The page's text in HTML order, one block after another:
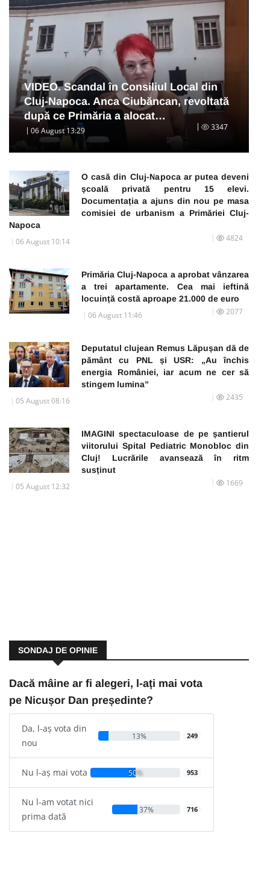
VIDEO. Scandal în Consiliul Local din
Cluj-Napoca. Anca Ciubăncan, revoltată
după ce Primăria a alocat…
06 August 13:29 3347
O casă din Cluj-Napoca ar putea deveni
școală privată pentru 15 elevi.
Documentația a ajuns din nou pe masa
comisiei de urbanism a Primăriei Cluj-
Napoca
06 August 10:14 4824
Primăria Cluj-Napoca a aprobat vânzarea
a trei apartamente. Cea mai ieftină
locuință costă aproape 21.000 de euro
06 August 11:46 2077
Deputatul clujean Remus Lăpușan dă de
pământ cu PNL și USR: „Au închis
energia României, iar acum ne cer să
stingem lumina”
05 August 08:16 2435
IMAGINI spectaculoase de pe șantierul
viitorului Spital Pediatric Monobloc din
Cluj! Lucrările avansează în ritm
susținut
05 August 12:32 1669
SONDAJ DE OPINIE
Dacă mâine ar fi alegeri, l-ați mai vota
pe Nicușor Dan președinte?
Da, l-aș vota din
nou
13% 249
Nu l-aș mai vota 50% 953
Nu l-am votat nici
prima dată
37% 716